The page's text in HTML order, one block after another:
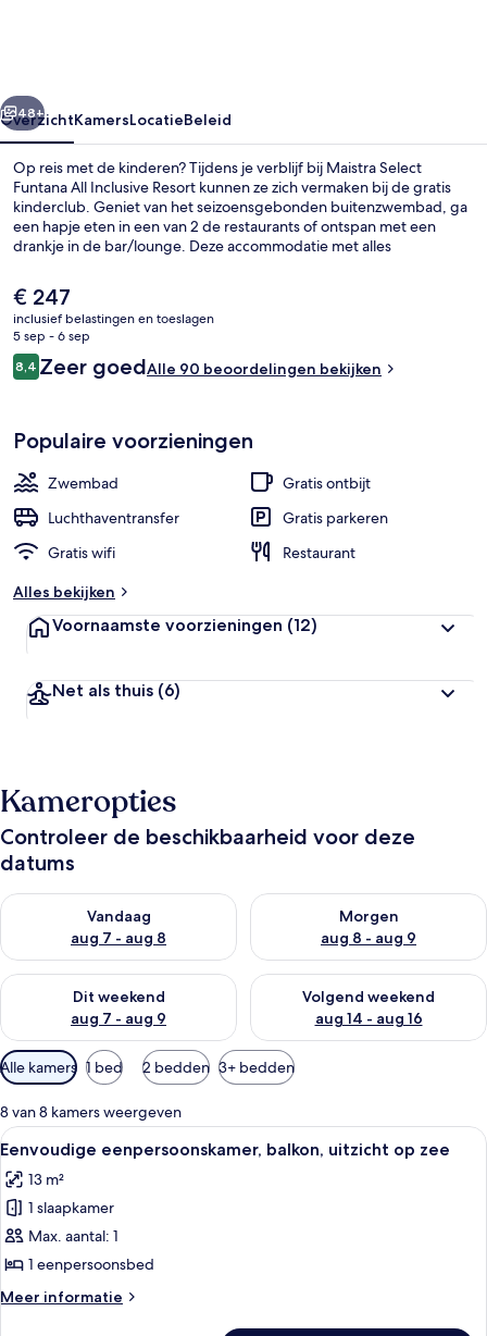
Volgende
48+
OverzichtKamersLocatieBeleid
Op reis met de kinderen? Tijdens je verblijf bij Maistra Select
Funtana All Inclusive Resort kunnen ze zich vermaken bij de gratis
kinderclub. Geniet van het seizoensgebonden buitenzwembad, ga
een hapje eten in een van 2 de restaurants of ontspan met een
drankje in de bar/lounge. Deze accommodatie met alles
zwembad, een kinderzwembad en een snackbar/deli.
De
huidige
prijs
is
€ 247
€ 247
inclusief belastingen en toeslagen
5 sep - 6 sep
Beoordelingen
8,48,4 op 10 –
Zeer goedAlle 90 beoordelingen bekijken
Populaire voorzieningen
Zwembad
Gratis ontbijt
Luchthaventransfer
Gratis parkeren
Gratis wifi
Restaurant
Alles bekijken
Voornaamste voorzieningen (12)
Net als thuis (6)
Kameropties
Controleer de beschikbaarheid voor deze
datums
Vandaag
aug 7 - aug 8
De beschikbaarheid controleren voor vanavond aug 7 - aug 8
Morgen
aug 8 - aug 9
De beschikbaarheid
Dit weekend
aug 7 - aug 9
De beschikbaarheid controleren voor dit weekend aug 7 -
Volgend weekend
aug 14 - aug 16
De beschikbaarheid
Beschikbare
filters
voor
kamers
Alle kamers 1 bed 2 bedden 3+ bedden
8 van 8 kamers weergeven
Alle
foto's
voor
Eenvoudige
eenpersoonskamer,
balkon,
uitzicht
op
Een hotelkamer met een bed,
4
Eenvoudige eenpersoonskamer, balkon, uitzicht op zee
13 m²
1 slaapkamer
Max. aantal: 1
1 eenpersoonsbed
Meer informatie
Meer